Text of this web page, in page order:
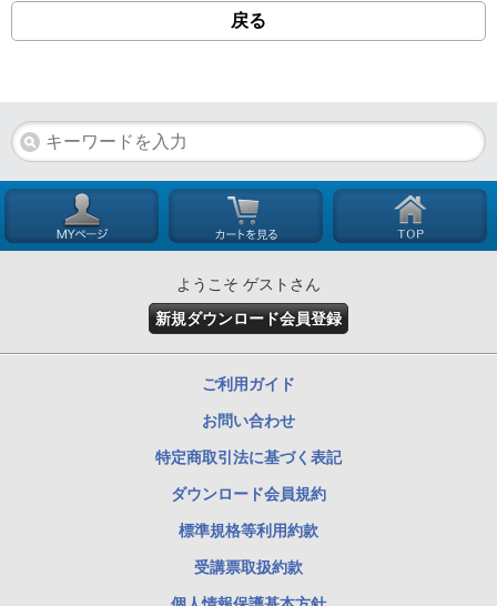
戻る
ようこそ ゲストさん
新規ダウンロード会員登録
ご利用ガイド
お問い合わせ
特定商取引法に基づく表記
ダウンロード会員規約
標準規格等利用約款
受講票取扱約款